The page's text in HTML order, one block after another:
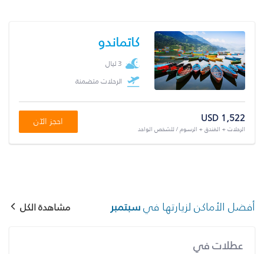
كاتماندو
3 ليال
الرحلات متضمنة
USD 1,522
الرحلات + الفندق + الرسوم / للشخص الواحد
احجز الآن
أفضل الأماكن لزيارتها فيسبتمبر مشاهدة الكل
عطلات في